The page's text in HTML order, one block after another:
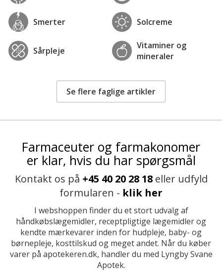
Smerter Solcreme
Sårpleje
Vitaminer og
mineraler
Se flere faglige artikler
Farmaceuter og farmakonomer
er klar, hvis du har spørgsmål
Kontakt os på +45 40 20 28 18eller udfyld
formularen - klik her
I webshoppen finder du et stort udvalg af
håndkøbslægemidler, receptpligtige lægemidler og
kendte mærkevarer inden for hudpleje, baby- og
børnepleje, kosttilskud og meget andet. Når du køber
varer på apotekeren.dk, handler du med Lyngby Svane
Apotek.